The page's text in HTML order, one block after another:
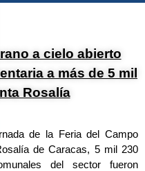
a cielo abierto
a más de 5 mil
Rosalía
de la Feria del Campo
de Caracas, 5 mil 230
del sector fueron